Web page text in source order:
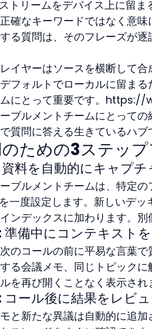
トリームをデバイス上に留ま
確なキーワードではなく意
る質問は、そのフレーズが
イヤーはソースを横断して
フォルトでローカルに留ま
ムにとって重要です。
ブルメントチームにとって
質問に答える生きているハブ
ための3ステッ
料を自動的にキャプチ
ブルメントチームは、特定
一度設定します。新しいデッ
ンデックスに加わります。別
準備中にコンテキスト
のコールの前に平易な言葉
る会議メモ、同じトピック
を再び開くことなく表示され
コール後に結果をレビ
と新たな異議は自動的に追